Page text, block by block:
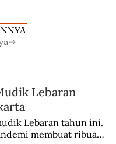
Lebaran
Lebaran tahun ini.
membuat ribuan